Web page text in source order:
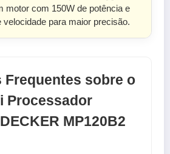
motor com 150W de potência e
velocidade para maior precisão.
Frequentes sobre o
Processador
MP120B2